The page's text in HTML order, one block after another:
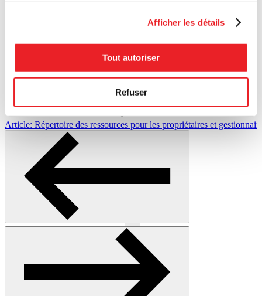
Afficher les détails
Tout autoriser
Refuser
Article: Répertoire des ressources pour les propriétaires et
Previous